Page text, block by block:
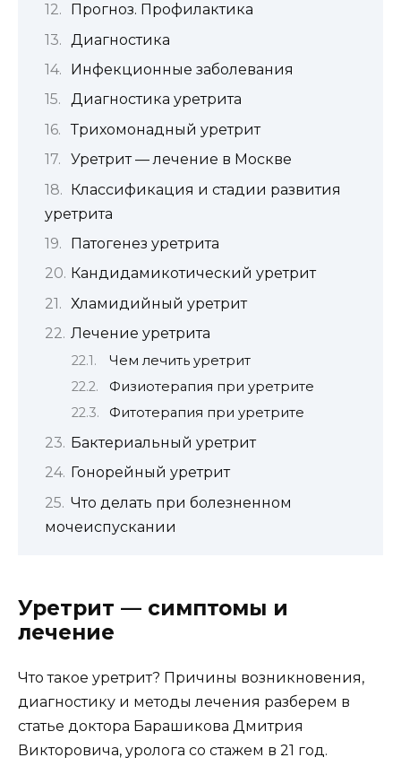
Прогноз. Профилактика
Диагностика
Инфекционные заболевания
Диагностика уретрита
Трихомонадный уретрит
Уретрит — лечение в Москве
Классификация и стадии развития
уретрита
Патогенез уретрита
Кандидамикотический уретрит
Хламидийный уретрит
Лечение уретрита
Чем лечить уретрит
Физиотерапия при уретрите
Фитотерапия при уретрите
Бактериальный уретрит
Гонорейный уретрит
Что делать при болезненном
мочеиспускании
Уретрит — симптомы и
лечение
Что такое уретрит? Причины возникновения,
диагностику и методы лечения разберем в
статье доктора Барашикова Дмитрия
Викторовича, уролога со стажем в 21 год.